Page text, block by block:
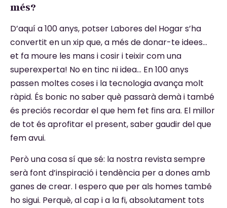
més?
D’aquí a 100 anys, potser Labores del Hogar s’ha
convertit en un xip que, a més de donar-te idees…
et fa moure les mans i cosir i teixir com una
superexperta! No en tinc ni idea… En 100 anys
passen moltes coses i la tecnologia avança molt
ràpid. És bonic no saber què passarà demà i també
és preciós recordar el que hem fet fins ara. El millor
de tot és aprofitar el present, saber gaudir del que
fem avui.
Però una cosa sí que sé: la nostra revista sempre
serà font d’inspiració i tendència per a dones amb
ganes de crear. I espero que per als homes també
ho sigui. Perquè, al cap i a la fi, absolutament tots